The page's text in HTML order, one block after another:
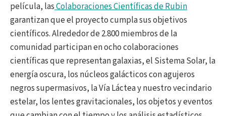
película, lasColaboraciones Científicas de Rubin
garantizan que el proyecto cumpla sus objetivos
científicos. Alrededor de 2.800 miembros de la
comunidad participan en ocho colaboraciones
científicas que representan galaxias, el Sistema Solar, la
energía oscura, los núcleos galácticos con agujeros
negros supermasivos, la Vía Láctea y nuestro vecindario
estelar, los lentes gravitacionales, los objetos y eventos